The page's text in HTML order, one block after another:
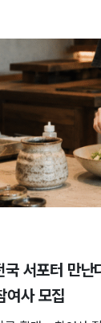
서포터 만난
여사 모집